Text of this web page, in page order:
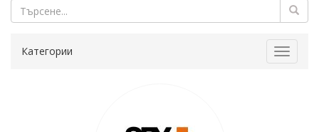
Toggle
Категории